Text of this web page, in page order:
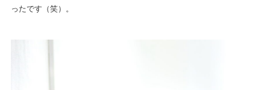
ったです（笑）。